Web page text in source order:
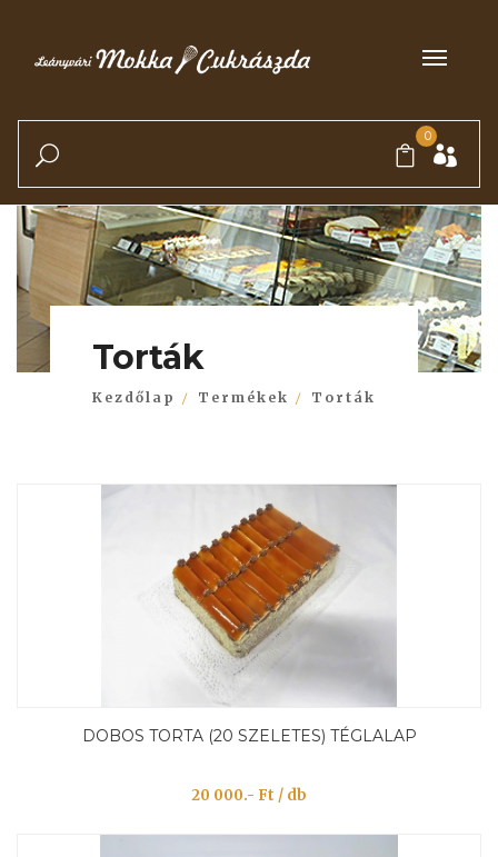
0
Torták
Kezdőlap Termékek Torták
DOBOS TORTA (20 SZELETES) TÉGLALAP
20 000.- Ft / db